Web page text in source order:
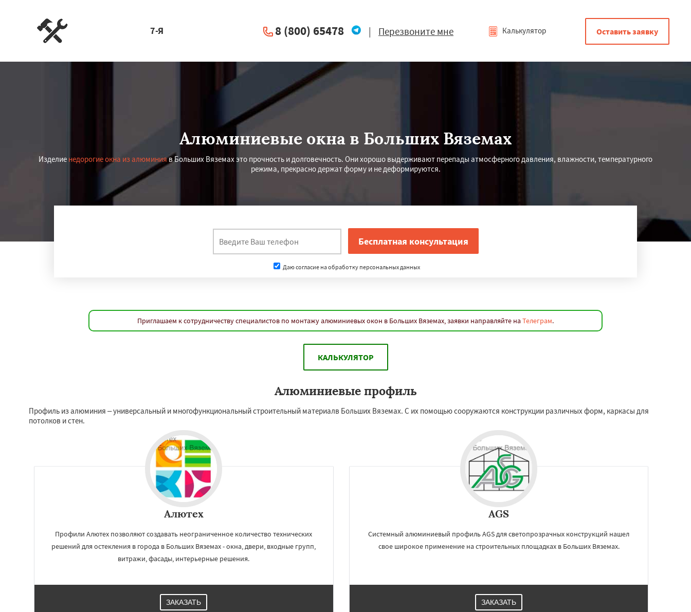
7-Я 8 (800) 65478 | Перезвоните мне Калькулятор Оставить заявку
Алюминиевые окна в Больших Вяземах
Изделие недорогие окна из алюминияв Больших Вяземах это прочность и долговечность. Они хорошо выдерживают перепады атмосферного давления, влажности, температурного
режима, прекрасно держат форму и не деформируются.
Даю согласие на обработку персональных данных
Приглашаем к сотрудничеству специалистов по монтажу алюминиевых окон в Больших Вяземах, заявки направляйте на Телеграм.
КАЛЬКУЛЯТОР
Алюминиевые профиль
Профиль из алюминия – универсальный и многофункциональный строительный материалв Больших Вяземах. С их помощью сооружаются конструкции различных форм, каркасы для
потолков и стен.
Алютех
Профили Алютех позволяют создавать неограниченное количество технических
решений для остекления в города в Больших Вяземах - окна, двери, входные групп,
витражи, фасады, интерьерные решения.
ЗАКАЗАТЬ
AGS
Системный алюминиевый профиль AGS для светопрозрачных конструкций нашел
свое широкое применение на строительных площадках в Больших Вяземах.
ЗАКАЗАТЬ